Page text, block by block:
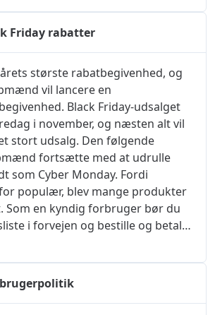
er nøjagtige, vil
bestå din
og du kan nyde eksklusive
Du kan fortsætte med at
hvor du ikke kun kan
gennem
men også modtage gratis
fra større handlende.
vil også løbende blive opdateret
hvor du altid kan købe de
for de mindste penge.
vil fortsætte med at opdatere
jeg ser frem til dit næste
dig en glædelig shopping på
Friday rabatter
største rabatbegivenhed, og
vil lancere en
Black Friday-udsalget
​​i november, og næsten alt vil
stort udsalg. Den følgende
fortsætte med at udrulle
som Cyber ​​​​Monday. Fordi
populær, blev mange produkter
Som en kyndig forbruger bør du
i forvejen og bestille og betale
arrangementet starter. Under
har Legebyen en massiv
på siden. okrabatkode.com
kuponer hver dag, du behøver
brugerpolitik